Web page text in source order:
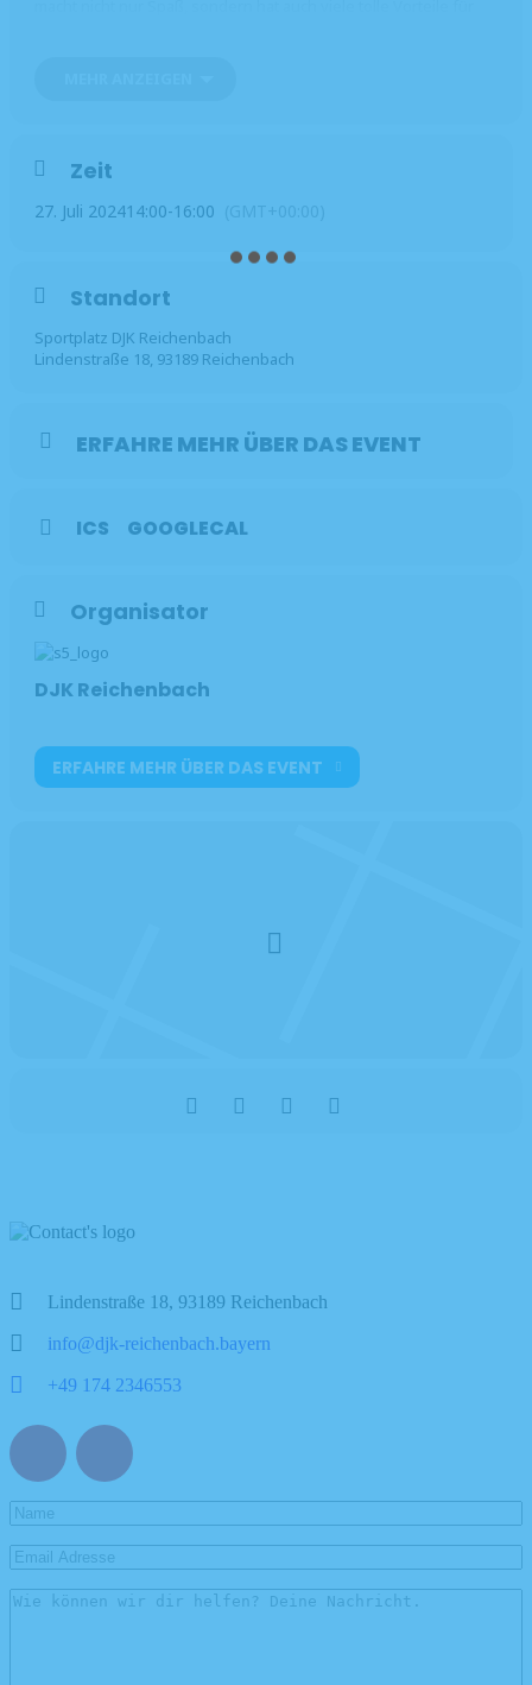
auf euch! 🏃‍♀️🏋️‍♂️🤸‍♀️
Zeit
27. Juli 202414:00-16:00
Standort
Sportplatz DJK Reichenbach
Lindenstraße 18, 93189 Reichenbach
ERFAHRE MEHR ÜBER DAS EVENT
ICS GOOGLECAL
Organisator
DJK Reichenbach
ERFAHRE MEHR ÜBER DAS EVENT
Lindenstraße 18, 93189 Reichenbach
info@djk-reichenbach.bayern
+49 174 2346553